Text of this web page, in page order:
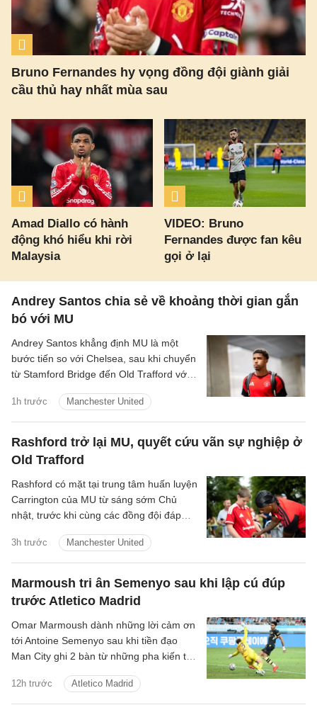
Bruno Fernandes hy vọng đồng đội giành giải
cầu thủ hay nhất mùa sau
Amad Diallo có hành
động khó hiểu khi rời
Malaysia
VIDEO: Bruno
Fernandes được fan kêu
gọi ở lại
Andrey Santos chia sẻ về khoảng thời gian gắn
bó với MU
1h trước Manchester United
Andrey Santos khẳng định MU là một
bước tiến so với Chelsea, sau khi chuyển
từ Stamford Bridge đến Old Trafford với
Rashford trở lại MU, quyết cứu vãn sự nghiệp ở
Old Trafford
3h trước Manchester United
Rashford có mặt tại trung tâm huấn luyện
Carrington của MU từ sáng sớm Chủ
nhật, trước khi cùng các đồng đội đáp
quân tại đợt tập huấn của đội.
Marmoush tri ân Semenyo sau khi lập cú đúp
trước Atletico Madrid
12h trước Atletico Madrid
Omar Marmoush dành những lời cảm ơn
tới Antoine Semenyo sau khi tiền đạo
Man City ghi 2 bàn từ những pha kiến tạo
trước Atletico Madrid.